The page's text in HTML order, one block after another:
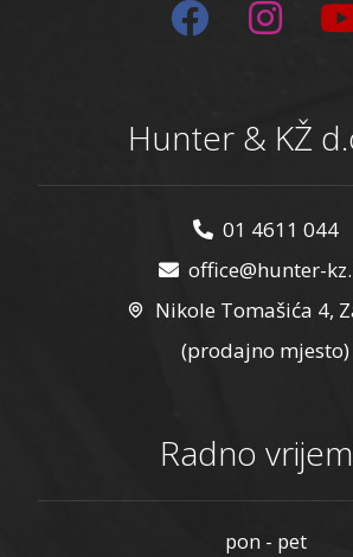
Hunter & KŽ
01 4611 044
office@hunter-
Nikole Tomašića 4,
(prodajno mjesto)
Radno
pon - pet